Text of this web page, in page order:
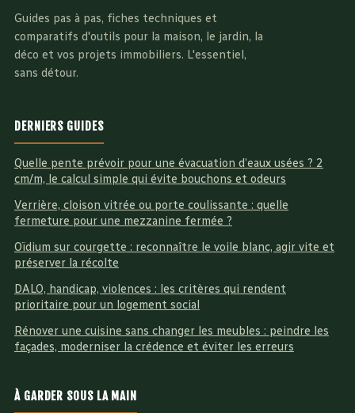
Guides pas à pas, fiches techniques et
comparatifs d'outils pour la maison, le jardin, la
déco et vos projets immobiliers. L'essentiel,
sans détour.
DERNIERS GUIDES
Quelle pente prévoir pour une évacuation d’eaux usées ? 2
cm/m, le calcul simple qui évite bouchons et odeurs
Verrière, cloison vitrée ou porte coulissante : quelle
fermeture pour une mezzanine fermée ?
Oïdium sur courgette : reconnaître le voile blanc, agir vite et
préserver la récolte
DALO, handicap, violences : les critères qui rendent
prioritaire pour un logement social
Rénover une cuisine sans changer les meubles : peindre les
façades, moderniser la crédence et éviter les erreurs
À GARDER SOUS LA MAIN